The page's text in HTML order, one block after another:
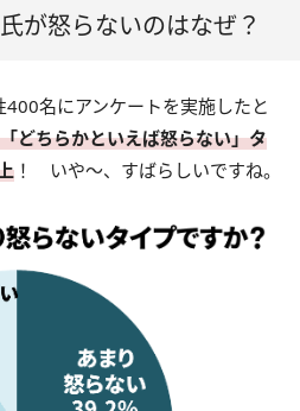
が怒らないのはなぜ？
名にアンケートを実施したと
どちらかといえば怒らない」タ
！ いや～、すばらしいですね。